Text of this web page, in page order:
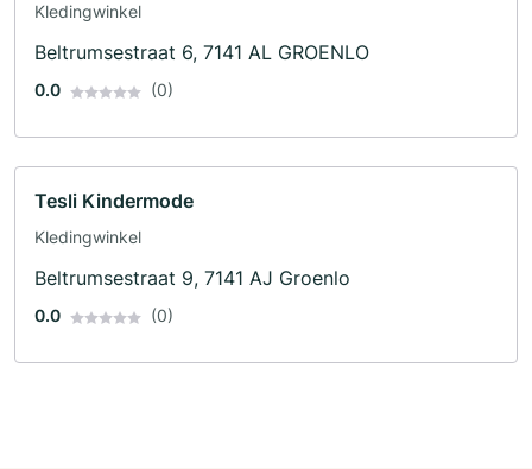
Kledingwinkel
Beltrumsestraat 6, 7141 AL GROENLO
0.0 (0)
Tesli Kindermode
Kledingwinkel
Beltrumsestraat 9, 7141 AJ Groenlo
0.0 (0)